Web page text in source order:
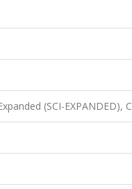
(SCI-EXPANDED),